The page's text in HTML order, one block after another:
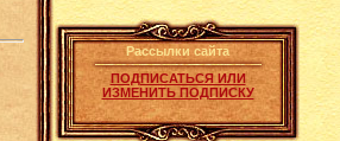
Рассылки сайта
ПОДПИСАТЬСЯ ИЛИ
ИЗМЕНИТЬ ПОДПИСКУ